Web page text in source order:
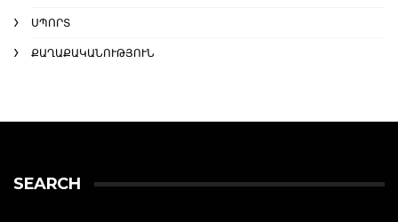
ՍՊՈՐՏ
ՔԱՂԱՔԱԿԱՆՈՒԹՅՈՒՆ
SEARCH